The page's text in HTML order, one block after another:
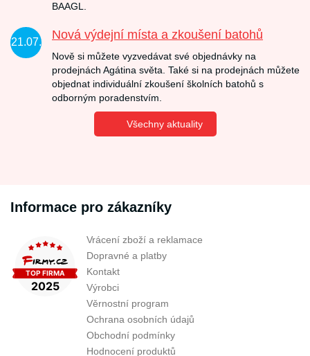
BAAGL.
21.07.
Nová výdejní místa a zkoušení batohů
Nově si můžete vyzvedávat své objednávky na
prodejnách Agátina světa. Také si na prodejnách můžete
objednat individuální zkoušení školních batohů s
odborným poradenstvím.
Všechny aktuality
Informace pro zákazníky
Vrácení zboží a reklamace
Dopravné a platby
Kontakt
Výrobci
Věrnostní program
Ochrana osobních údajů
Obchodní podmínky
Hodnocení produktů